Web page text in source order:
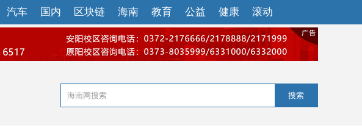
汽车 国内 区块链 海南 教育 公益 健康 滚动
搜索